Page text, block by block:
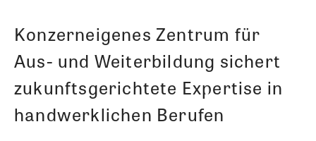
Konzerneigenes Zentrum für
Aus- und Weiterbildung sichert
zukunftsgerichtete Expertise in
handwerklichen Berufen